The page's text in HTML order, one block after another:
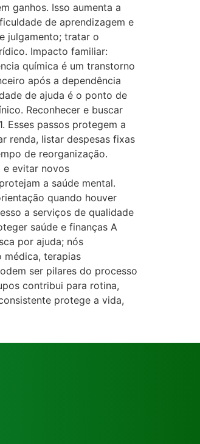
ganhos. Isso aumenta a
de aprendizagem e
julgamento; tratar o
Impacto familiar:
química é um transtorno
após a dependência
de ajuda é o ponto de
Reconhecer e buscar
Esses passos protegem a
renda, listar despesas fixas
de reorganização.
e evitar novos
a saúde mental.
quando houver
a serviços de qualidade
saúde e finanças A
por ajuda; nós
médica, terapias
ser pilares do processo
contribui para rotina,
protege a vida,